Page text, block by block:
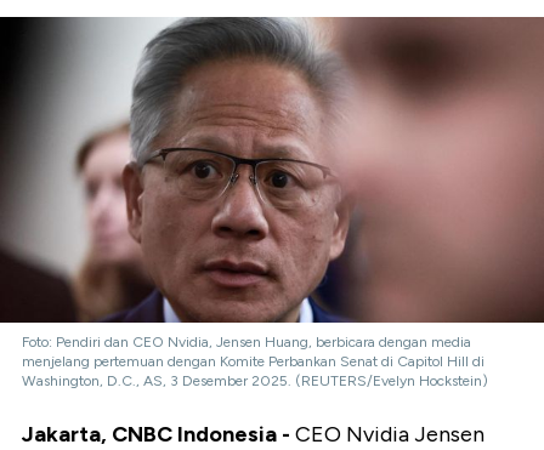
Foto: Pendiri dan CEO Nvidia, Jensen Huang, berbicara dengan media
menjelang pertemuan dengan Komite Perbankan Senat di Capitol Hill di
Washington, D.C., AS, 3 Desember 2025. (REUTERS/Evelyn Hockstein)
Jakarta, CNBC Indonesia - CEO Nvidia Jensen